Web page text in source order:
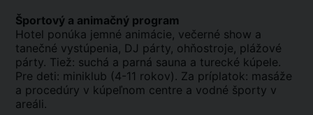
Športový a animačný program
Hotel ponúka jemné animácie, večerné show a
tanečné vystúpenia, DJ párty, ohňostroje, plážové
párty. Tiež: suchá a parná sauna a turecké kúpele.
Pre deti: miniklub (4-11 rokov). Za príplatok: masáže
a procedúry v kúpeľnom centre a vodné športy v
areáli.